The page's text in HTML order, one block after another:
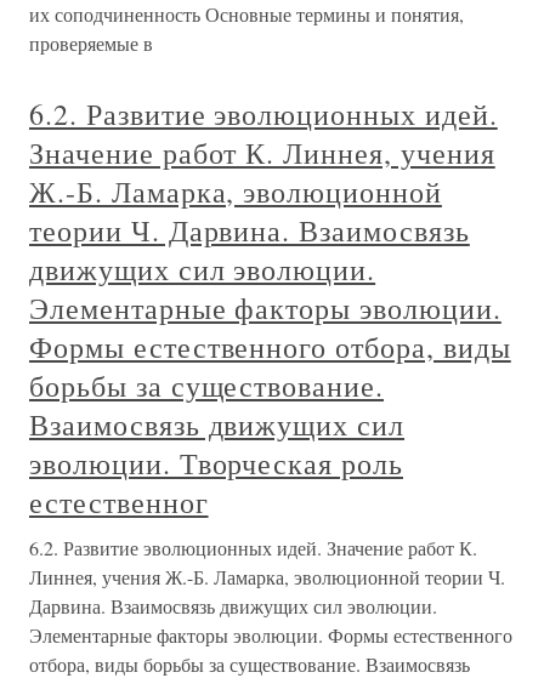
их соподчиненность Основные термины и понятия,
проверяемые в
6.2. Развитие эволюционных идей.
Значение работ К. Линнея, учения
Ж.-Б. Ламарка, эволюционной
теории Ч. Дарвина. Взаимосвязь
движущих сил эволюции.
Элементарные факторы эволюции.
Формы естественного отбора, виды
борьбы за существование.
Взаимосвязь движущих сил
эволюции. Творческая роль
естественног
6.2. Развитие эволюционных идей. Значение работ К.
Линнея, учения Ж.-Б. Ламарка, эволюционной теории Ч.
Дарвина. Взаимосвязь движущих сил эволюции.
Элементарные факторы эволюции. Формы естественного
отбора, виды борьбы за существование. Взаимосвязь